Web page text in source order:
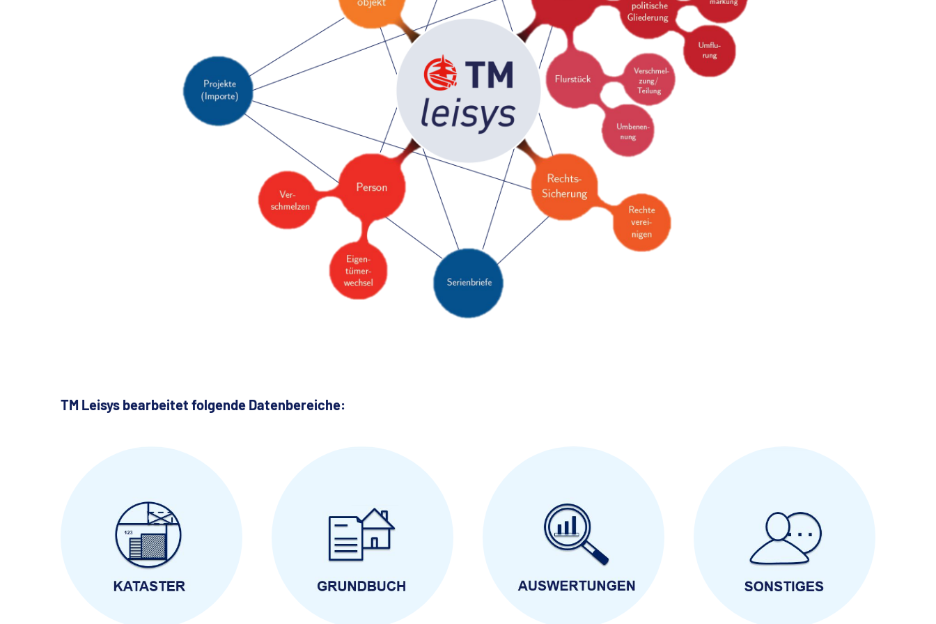
TM Leisys bearbeitet folgende Datenbereiche: